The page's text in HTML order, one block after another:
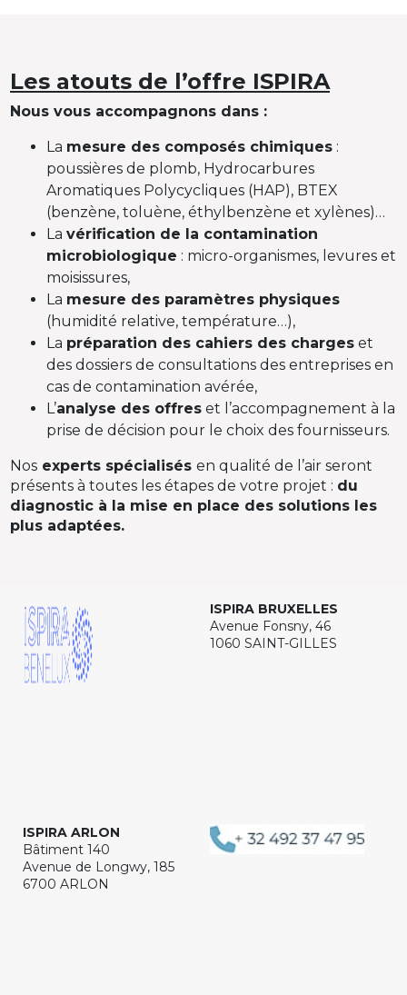
Les atouts de l’offre ISPIRA
Nous vous accompagnons dans :
La mesure des composés chimiques :
poussières de plomb, Hydrocarbures
Aromatiques Polycycliques (HAP), BTEX
(benzène, toluène, éthylbenzène et xylènes)…
La vérification de la contamination
microbiologique : micro-organismes, levures et
moisissures,
La mesure des paramètres physiques
(humidité relative, température…),
La préparation des cahiers des charges et
des dossiers de consultations des entreprises en
cas de contamination avérée,
L’analyse des offres et l’accompagnement à la
prise de décision pour le choix des fournisseurs.
Nos experts spécialisés en qualité de l’air seront
présents à toutes les étapes de votre projet : du
diagnostic à la mise en place des solutions les
plus adaptées.
ISPIRA BRUXELLES
Avenue Fonsny, 46
1060 SAINT-GILLES
ISPIRA ARLON
Bâtiment 140
Avenue de Longwy, 185
6700 ARLON